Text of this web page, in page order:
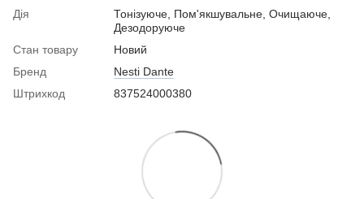
Дія
Тонізуюче, Пом'якшувальне, Очищаюче,
Дезодоруюче
Стан товару
Новий
Бренд
Nesti Dante
Штрихкод
837524000380